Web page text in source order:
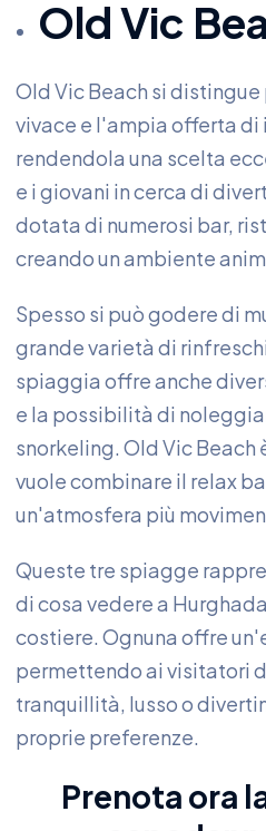
Old Vic
Old Vic Beach si
vivace e l'ampia offerta
rendendola una scelta
e i giovani in cerca di
dotata di numerosi bar,
creando un ambiente
Spesso si può godere di
grande varietà di
spiaggia offre anche
e la possibilità di
snorkeling. Old Vic Beach
vuole combinare il relax
un'atmosfera più
Queste tre spiagge
di cosa vedere a
costiere. Ognuna offre
permettendo ai visitatori
tranquillità, lusso o
proprie preferenze.
Prenota ora